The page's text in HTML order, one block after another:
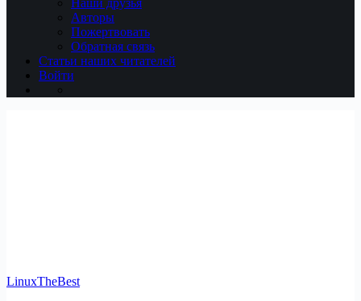
Наши друзья
Авторы
Пожертвовать
Обратная связь
Статьи наших читателей
Войти
LinuxTheBest